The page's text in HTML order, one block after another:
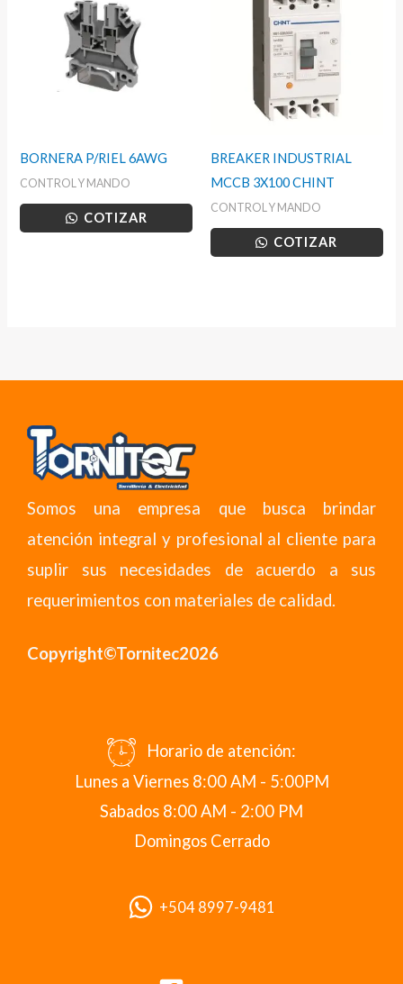
BORNERA P/RIEL 6AWG
CONTROL Y MANDO
COTIZAR
BREAKER INDUSTRIAL
MCCB 3X100 CHINT
CONTROL Y MANDO
COTIZAR
Somos una empresa que busca brindar
atención integral y profesional al cliente para
suplir sus necesidades de acuerdo a sus
requerimientos con materiales de calidad.
Copyright©Tornitec2026
Horario de atención:
Lunes a Viernes 8:00 AM - 5:00PM
Sabados 8:00 AM - 2:00 PM
Domingos Cerrado
+504 8997-9481